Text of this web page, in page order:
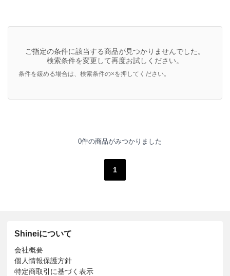
ご指定の条件に該当する商品が見つかりませんでした。
検索条件を変更して再度お試しください。
条件を緩める場合は、検索条件の×を押してください。
0件の商品がみつかりました
1
Shineiについて
会社概要
個人情報保護方針
特定商取引に基づく表示